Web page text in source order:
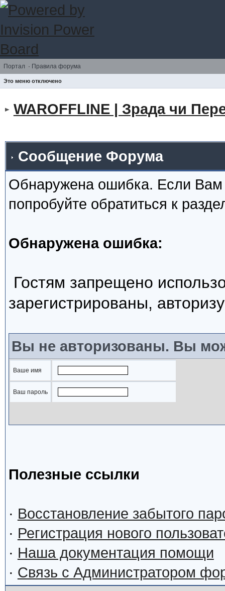
Портал · Правила форума
Это меню отключено
WAROFFLINE | Зрада чи
Сообщение Форума
Обнаружена ошибка. Если
попробуйте обратиться к
Обнаружена ошибка:
Гостям запрещено
зарегистрированы,
Вы не авторизованы. Вы
Ваше имя
Ваш пароль
Полезные ссылки
· Восстановление забытого
· Регистрация нового
· Наша документация помощи
· Связь с Администратором